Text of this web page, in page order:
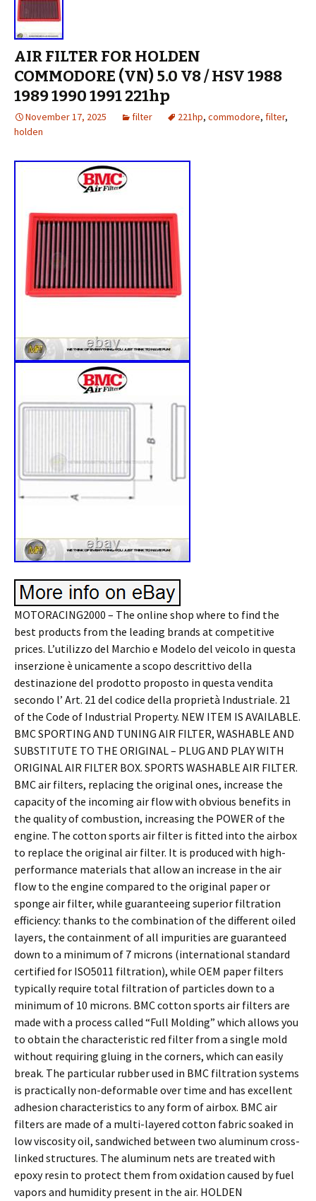
AIR FILTER FOR HOLDEN
COMMODORE (VN) 5.0 V8 / HSV 1988
1989 1990 1991 221hp
November 17, 2025 filter 221hp, commodore, filter,
holden
MOTORACING2000 – The online shop where to find the
best products from the leading brands at competitive
prices. L’utilizzo del Marchio e Modelo del veicolo in questa
inserzione è unicamente a scopo descrittivo della
destinazione del prodotto proposto in questa vendita
secondo l’ Art. 21 del codice della proprietà Industriale. 21
of the Code of Industrial Property. NEW ITEM IS AVAILABLE.
BMC SPORTING AND TUNING AIR FILTER, WASHABLE AND
SUBSTITUTE TO THE ORIGINAL – PLUG AND PLAY WITH
ORIGINAL AIR FILTER BOX. SPORTS WASHABLE AIR FILTER.
BMC air filters, replacing the original ones, increase the
capacity of the incoming air flow with obvious benefits in
the quality of combustion, increasing the POWER of the
engine. The cotton sports air filter is fitted into the airbox
to replace the original air filter. It is produced with high-
performance materials that allow an increase in the air
flow to the engine compared to the original paper or
sponge air filter, while guaranteeing superior filtration
efficiency: thanks to the combination of the different oiled
layers, the containment of all impurities are guaranteed
down to a minimum of 7 microns (international standard
certified for ISO5011 filtration), while OEM paper filters
typically require total filtration of particles down to a
minimum of 10 microns. BMC cotton sports air filters are
made with a process called “Full Molding” which allows you
to obtain the characteristic red filter from a single mold
without requiring gluing in the corners, which can easily
break. The particular rubber used in BMC filtration systems
is practically non-deformable over time and has excellent
adhesion characteristics to any form of airbox. BMC air
filters are made of a multi-layered cotton fabric soaked in
low viscosity oil, sandwiched between two aluminum cross-
linked structures. The aluminum nets are treated with
epoxy resin to protect them from oxidation caused by fuel
vapors and humidity present in the air. HOLDEN